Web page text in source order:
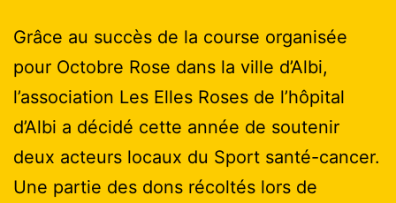
Grâce au succès de la course organisée
pour Octobre Rose dans la ville d’Albi,
l’association Les Elles Roses de l’hôpital
d’Albi a décidé cette année de soutenir
deux acteurs locaux du Sport santé-cancer.
Une partie des dons récoltés lors de